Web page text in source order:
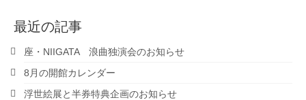
最近の記事
座・NIIGATA 浪曲独演会のお知らせ
8月の開館カレンダー
浮世絵展と半券特典企画のお知らせ